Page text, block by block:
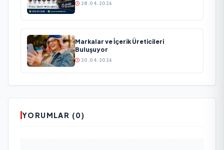
28.04.2026
Markalar ve İçerik Üreticileri
Buluşuyor
20.04.2026
YORUMLAR (0)